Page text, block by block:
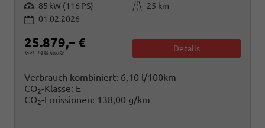
Leistung 85 kW (116 PS) Kilometerstand
25 km
01.02.2026
25.879,– €
incl. 19% MwSt.
Details
Verbrauch kombiniert: 6,10 l/100km
CO2-Klasse: E
CO2-Emissionen: 138,00 g/km